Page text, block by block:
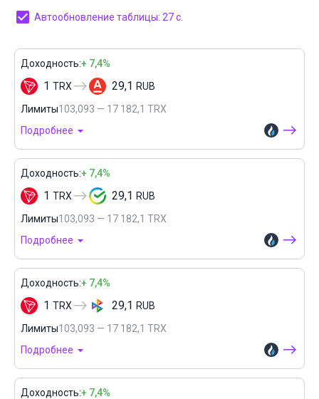
Автообновление таблицы: 27 с.
Доходность:+ 7,4%
1 TRX 29,1 RUB
Лимиты103,093 — 17 182,1 TRX
Подробнее
Доходность:+ 7,4%
1 TRX 29,1 RUB
Лимиты103,093 — 17 182,1 TRX
Подробнее
Доходность:+ 7,4%
1 TRX 29,1 RUB
Лимиты103,093 — 17 182,1 TRX
Подробнее
Доходность:+ 7,4%